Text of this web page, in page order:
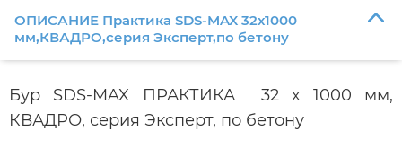
ОПИСАНИЕ Практика SDS-MAX 32х1000
мм,КВАДРО,серия Эксперт,по бетону
Бур SDS-MAX ПРАКТИКА 32 х 1000 мм,
КВАДРО, серия Эксперт, по бетону